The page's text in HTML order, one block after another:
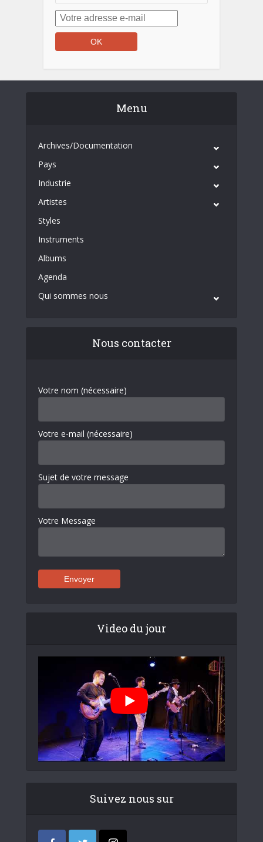
Menu
Archives/Documentation
Pays
Industrie
Artistes
Styles
Instruments
Albums
Agenda
Qui sommes nous
Nous contacter
Votre nom (nécessaire)
Votre e-mail (nécessaire)
Sujet de votre message
Votre Message
Video du jour
Suivez nous sur